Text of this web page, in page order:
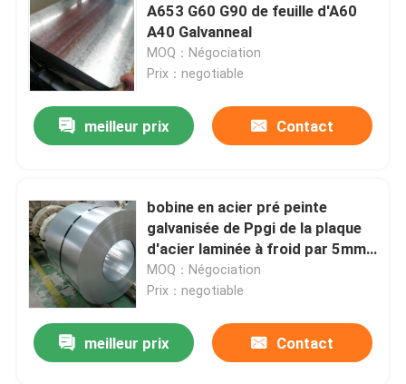
A653 G60 G90 de feuille d'A60
A40 Galvanneal
MOQ：Négociation
Prix：negotiable
meilleur prix Contact
bobine en acier pré peinte
galvanisée de Ppgi de la plaque
d'acier laminée à froid par 5mm
1/4 de 4mm
MOQ：Négociation
Prix：negotiable
meilleur prix Contact